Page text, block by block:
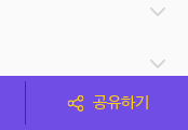
공유하기